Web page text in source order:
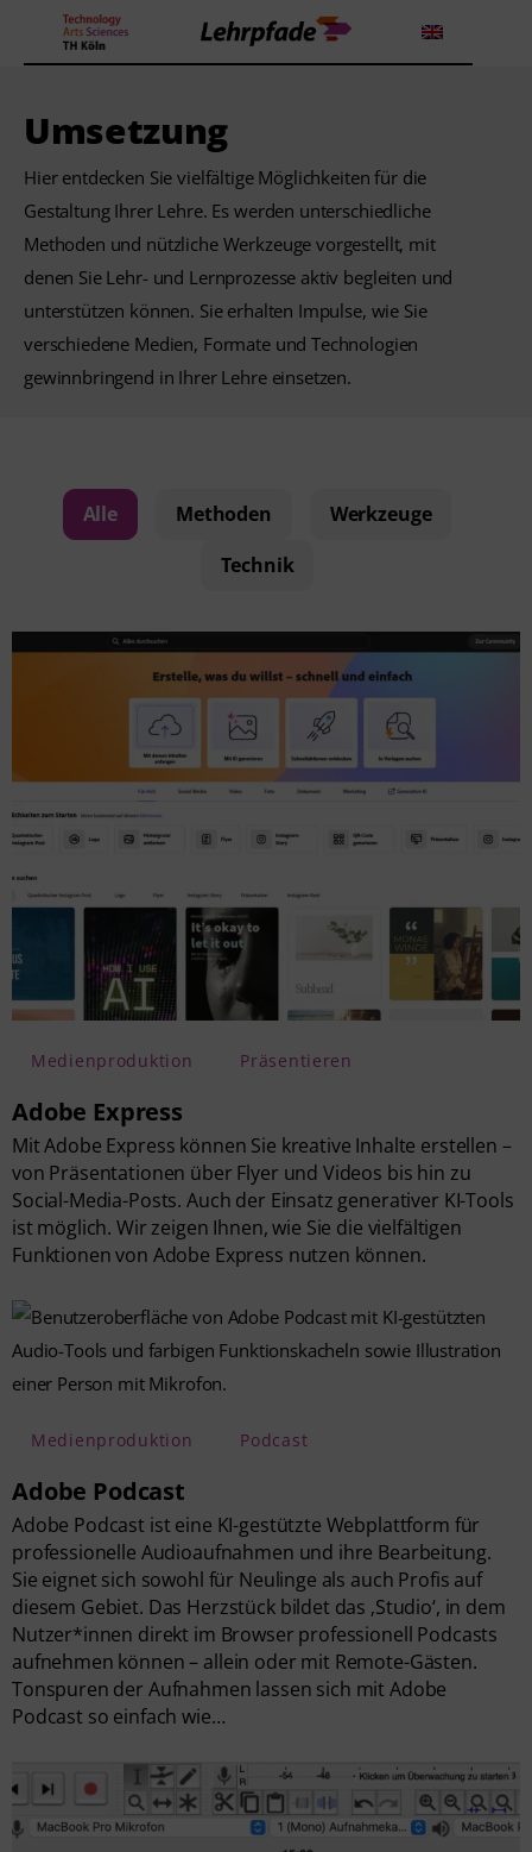
Theorien und Methoden
Tools
Lehrstrategie
Workshops
Umsetzung
Hier entdecken Sie vielfältige Möglichkeiten für die
Gestaltung Ihrer Lehre. Es werden unterschiedliche
Methoden und nützliche Werkzeuge vorgestellt, mit
denen Sie Lehr- und Lernprozesse aktiv begleiten und
unterstützen können. Sie erhalten Impulse, wie Sie
verschiedene Medien, Formate und Technologien
gewinnbringend in Ihrer Lehre einsetzen.
Alle Methoden
Werkzeuge
Technik
Medienproduktion Präsentieren
Adobe Express
Mit Adobe Express können Sie kreative Inhalte erstellen –
von Präsentationen über Flyer und Videos bis hin zu
Social-Media-Posts. Auch der Einsatz generativer KI-Tools
ist möglich. Wir zeigen Ihnen, wie Sie die vielfältigen
Funktionen von Adobe Express nutzen können.
Medienproduktion Podcast
Adobe Podcast
Adobe Podcast ist eine KI-gestützte Webplattform für
professionelle Audioaufnahmen und ihre Bearbeitung.
Sie eignet sich sowohl für Neulinge als auch Profis auf
diesem Gebiet. Das Herzstück bildet das ‚Studio‘, in dem
Nutzer*innen direkt im Browser professionell Podcasts
aufnehmen können – allein oder mit Remote-Gästen.
Tonspuren der Aufnahmen lassen sich mit Adobe
Podcast so einfach wie…